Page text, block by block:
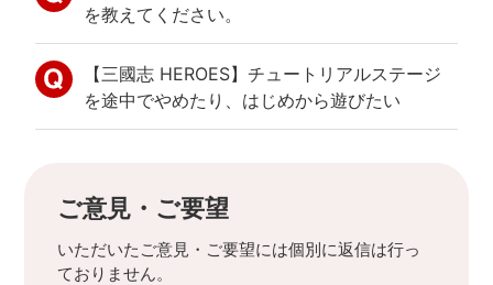
を教えてください。
【三國志 HEROES】チュートリアルステージ
を途中でやめたり、はじめから遊びたい
ご意見・ご要望
いただいたご意見・ご要望には個別に返信は行っ
ておりません。